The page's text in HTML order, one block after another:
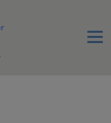
Menu